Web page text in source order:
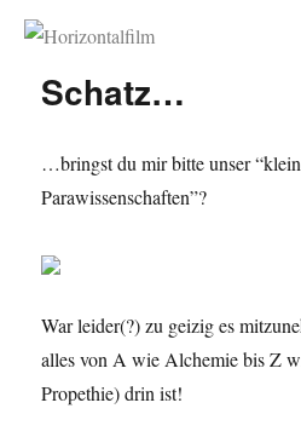
Horizontalfilm
Schatz…
…bringst du mir bitte unser
Parawissenschaften”?
War leider(?) zu geizig es
alles von A wie Alchemie bis Z
Propethie) drin ist!